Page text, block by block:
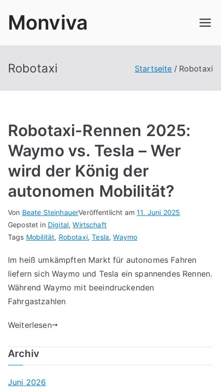
InhaltMonviva
Robotaxi Startseite Robotaxi
Robotaxi-Rennen 2025:
Waymo vs. Tesla – Wer
wird der König der
autonomen Mobilität?
Von Beate SteinhauerVeröffentlicht am11. Juni 2025
Gepostet in Digital,Wirtschaft
Tags Mobilität, Robotaxi,Tesla,Waymo
Im heiß umkämpften Markt für autonomes Fahren
liefern sich Waymo und Tesla ein spannendes Rennen.
Während Waymo mit beeindruckenden
Fahrgastzahlen
Weiterlesen
Archiv
Juni 2026